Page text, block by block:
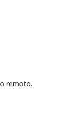
remoto.